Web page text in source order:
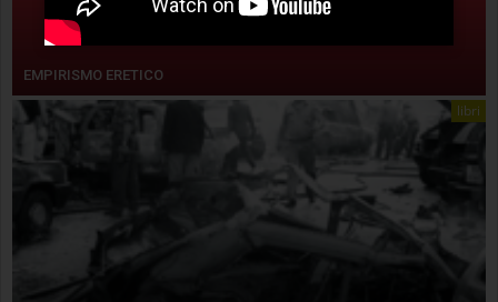
EMPIRISMO ERETICO
libri